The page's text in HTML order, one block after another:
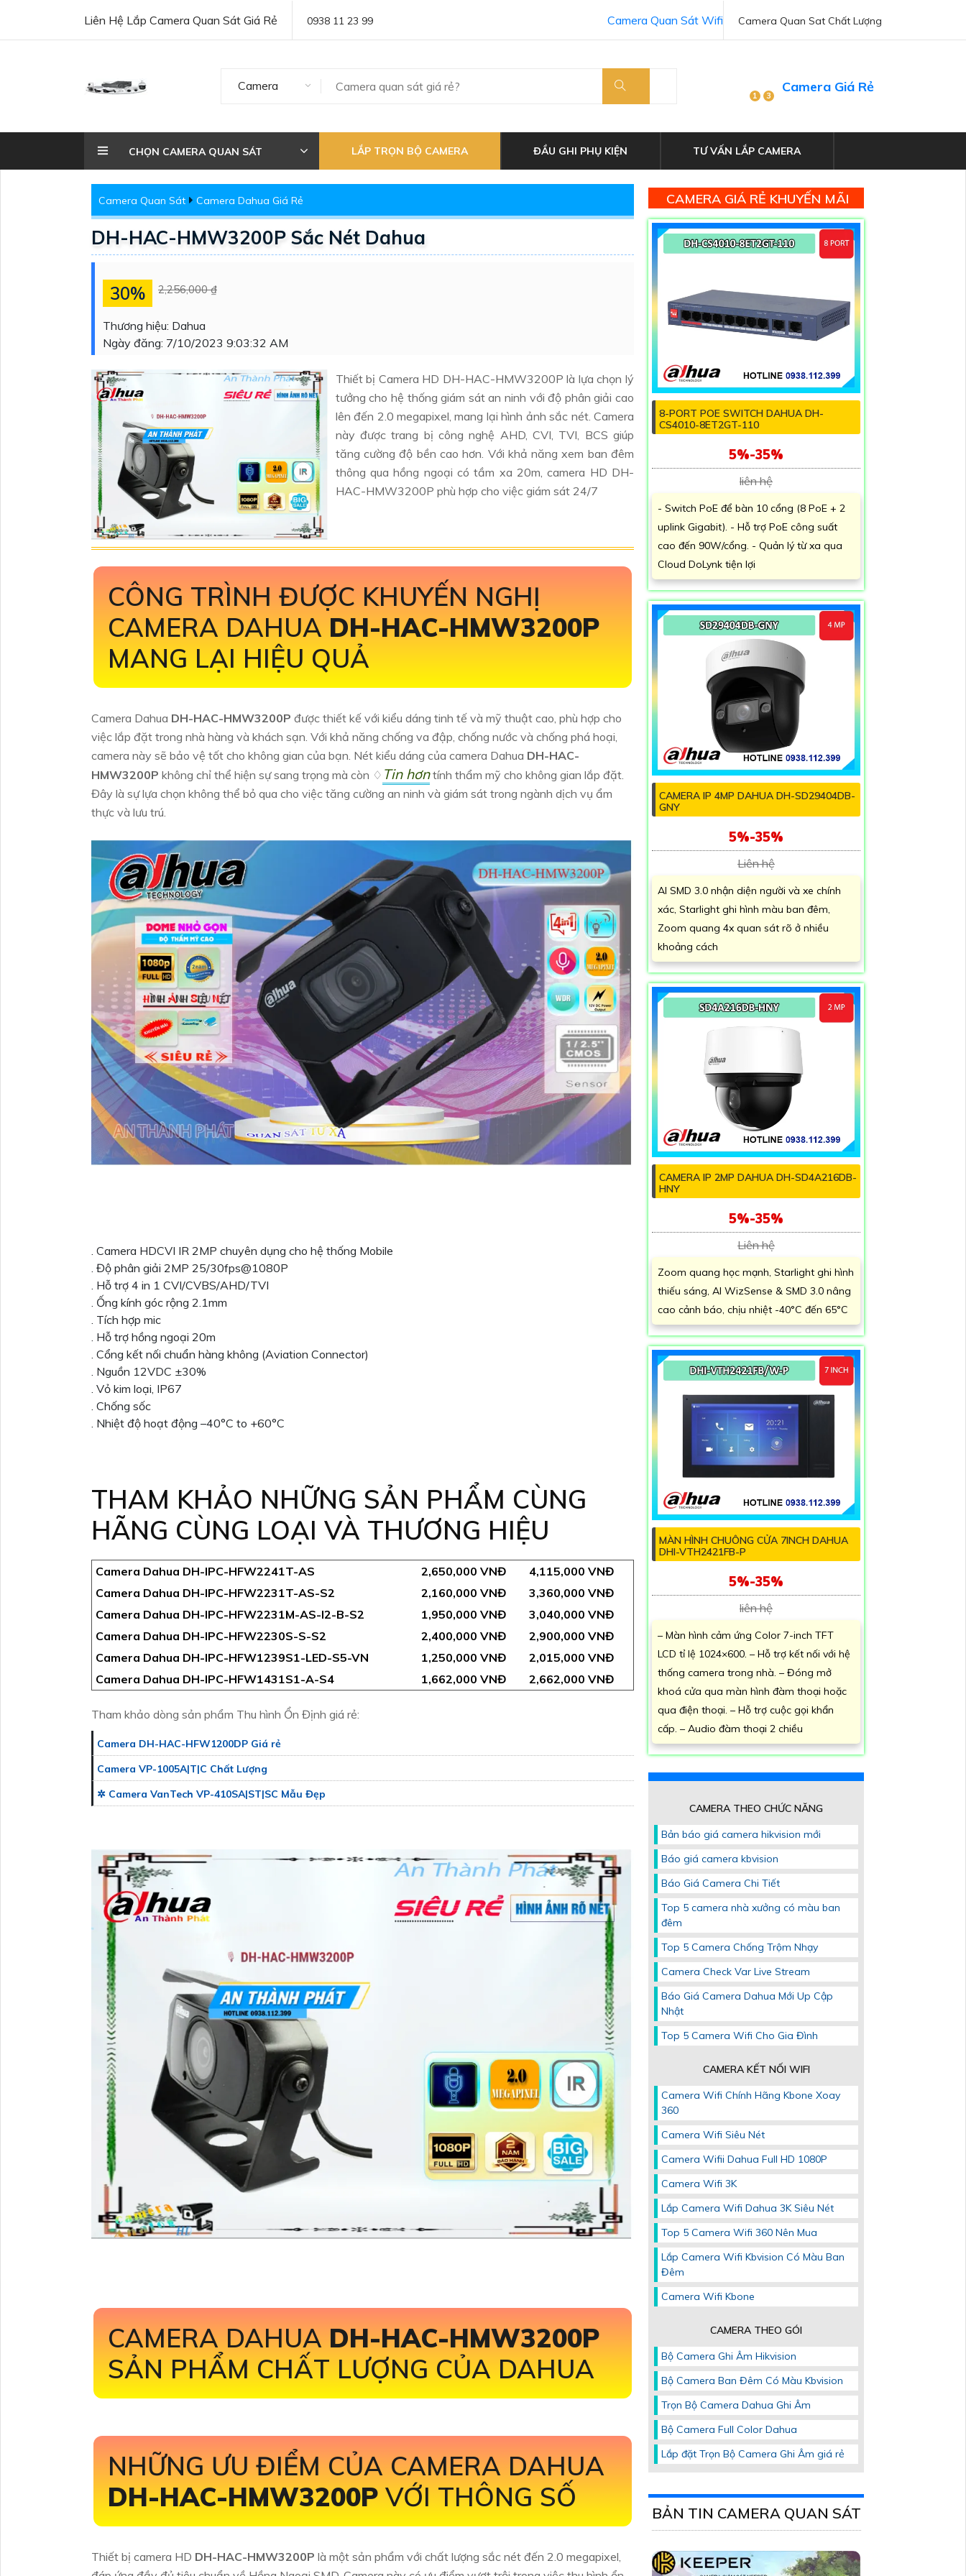
Liên Hệ Lắp Camera Quan Sát Giá Rẻ 0938 11 23 99 Camera Quan Sat Chất Lượng
Camera Quan Sát Wifi
Camera
1 3
Camera Giá Rẻ
CHỌN CAMERA QUAN SÁT LẮP TRỌN BỘ CAMERA ĐẦU GHI PHỤ KIỆN TƯ VẤN LẮP CAMERA
Camera Quan Sát Camera Dahua Giá Rẻ
DH-HAC-HMW3200P Sắc Nét Dahua
30% 2,256,000 ₫
Thương hiệu: Dahua
Ngày đăng: 7/10/2023 9:03:32 AM
Thiết bị Camera HD DH-HAC-HMW3200P là lựa chọn lý
tưởng cho hệ thống giám sát an ninh với độ phân giải cao
lên đến 2.0 megapixel, mang lại hình ảnh sắc nét. Camera
này được trang bị công nghệ AHD, CVI, TVI, BCS giúp
tăng cường độ bền cao hơn. Với khả năng xem ban đêm
thông qua hồng ngoại có tầm xa 20m, camera HD DH-
HAC-HMW3200P phù hợp cho việc giám sát 24/7
CÔNG TRÌNH ĐƯỢC KHUYẾN NGHỊ
CAMERA DAHUA DH-HAC-HMW3200P
MANG LẠI HIỆU QUẢ
Camera Dahua DH-HAC-HMW3200P được thiết kế với kiểu dáng tinh tế và mỹ thuật cao, phù hợp cho
việc lắp đặt trong nhà hàng và khách sạn. Với khả năng chống va đập, chống nước và chống phá hoại,
camera này sẽ bảo vệ tốt cho không gian của bạn. Nét kiểu dáng của camera Dahua DH-HAC-
HMW3200P không chỉ thể hiện sự sang trọng mà còn ♢ Tin hơntính thẩm mỹ cho không gian lắp đặt.
Đây là sự lựa chọn không thể bỏ qua cho việc tăng cường an ninh và giám sát trong ngành dịch vụ ẩm
thực và lưu trú.
. Camera HDCVI IR 2MP chuyên dụng cho hệ thống Mobile
. Độ phân giải 2MP 25/30fps@1080P
. Hỗ trợ 4 in 1 CVI/CVBS/AHD/TVI
. Ống kính góc rộng 2.1mm
. Tích hợp mic
. Hỗ trợ hồng ngoại 20m
. Cổng kết nối chuẩn hàng không (Aviation Connector)
. Nguồn 12VDC ±30%
. Vỏ kim loại, IP67
. Chống sốc
. Nhiệt độ hoạt động –40°C to +60°C
THAM KHẢO NHỮNG SẢN PHẨM CÙNG
HÃNG CÙNG LOẠI VÀ THƯƠNG HIỆU
Camera Dahua DH-IPC-HFW2241T-AS 2,650,000 VNĐ
4,115,000 VNĐ
Camera Dahua DH-IPC-HFW2231T-AS-S2
2,160,000 VNĐ
3,360,000 VNĐ
Camera Dahua DH-IPC-HFW2231M-AS-I2-B-S2
1,950,000 VNĐ
3,040,000 VNĐ
Camera Dahua DH-IPC-HFW2230S-S-S2
2,400,000 VNĐ
2,900,000 VNĐ
Camera Dahua DH-IPC-HFW1239S1-LED-S5-VN
1,250,000 VNĐ
2,015,000 VNĐ
Camera Dahua DH-IPC-HFW1431S1-A-S4
1,662,000 VNĐ 2,662,000 VNĐ
Tham khảo dòng sản phẩm Thu hình Ổn Định giá rẻ:
Camera DH-HAC-HFW1200DP Giá rẻ
Camera VP-1005A|T|C Chất Lượng
✲ Camera VanTech VP-410SA|ST|SC Mẫu Đẹp
CAMERA DAHUADH-HAC-HMW3200P
SẢN PHẨM CHẤT LƯỢNG CỦA DAHUA
NHỮNG ƯU ĐIỂM CỦA CAMERA DAHUA
DH-HAC-HMW3200PVỚI THÔNG SỐ
Thiết bị camera HD DH-HAC-HMW3200P là một sản phẩm với chất lượng sắc nét đến 2.0 megapixel,
CAMERA GIÁ RẺ KHUYẾN MÃI
8-PORT POE SWITCH DAHUA DH-
CS4010-8ET2GT-110
5%-35%
liên hệ
- Switch PoE để bàn 10 cổng (8 PoE + 2
uplink Gigabit). - Hỗ trợ PoE công suất
cao đến 90W/cổng. - Quản lý từ xa qua
Cloud DoLynk tiện lợi
CAMERA IP 4MP DAHUA DH-SD29404DB-
GNY
5%-35%
Liên hệ
AI SMD 3.0 nhận diện người và xe chính
xác, Starlight ghi hình màu ban đêm,
Zoom quang 4x quan sát rõ ở nhiều
khoảng cách
CAMERA IP 2MP DAHUA DH-SD4A216DB-
HNY
5%-35%
Liên hệ
Zoom quang học mạnh, Starlight ghi hình
thiếu sáng, AI WizSense & SMD 3.0 nâng
cao cảnh báo, chịu nhiệt -40°C đến 65°C
MÀN HÌNH CHUÔNG CỬA 7INCH DAHUA
DHI-VTH2421FB-P
5%-35%
liên hệ
– Màn hình cảm ứng Color 7-inch TFT
LCD tỉ lệ 1024×600. – Hỗ trợ kết nối với hệ
thống camera trong nhà. – Đóng mở
khoá cửa qua màn hình đàm thoại hoặc
qua điện thoại. – Hỗ trợ cuộc gọi khẩn
cấp. – Audio đàm thoại 2 chiều
CAMERA THEO CHỨC NĂNG
Bản báo giá camera hikvision mới
Báo giá camera kbvision
Báo Giá Camera Chi Tiết
Top 5 camera nhà xưởng có màu ban
đêm
Top 5 Camera Chống Trộm Nhạy
Camera Check Var Live Stream
Báo Giá Camera Dahua Mới Up Cập
Nhật
Top 5 Camera Wifi Cho Gia Đình
CAMERA KẾT NỐI WIFI
Camera Wifi Chính Hãng Kbone Xoay
360
Camera Wifi Siêu Nét
Camera Wifii Dahua Full HD 1080P
Camera Wifi 3K
Lắp Camera Wifi Dahua 3K Siêu Nét
Top 5 Camera Wifi 360 Nên Mua
Lắp Camera Wifi Kbvision Có Màu Ban
Đêm
Camera Wifi Kbone
CAMERA THEO GÓI
Bộ Camera Ghi Âm Hikvision
Bộ Camera Ban Đêm Có Màu Kbvision
Trọn Bộ Camera Dahua Ghi Âm
Bộ Camera Full Color Dahua
Lắp đặt Trọn Bộ Camera Ghi Âm giá rẻ
BẢN TIN CAMERA QUAN SÁT